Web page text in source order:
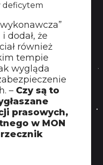
deficytem
dodał, że
również
tempie
wygląda
– Czy są to
prasowych,
w MON
rzecznik